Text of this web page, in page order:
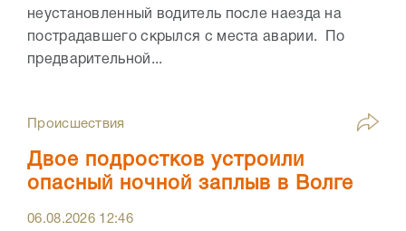
неустановленный водитель после наезда на
пострадавшего скрылся с места аварии. По
предварительной...
Происшествия
Двое подростков устроили
опасный ночной заплыв в Волге
06.08.2026 12:46